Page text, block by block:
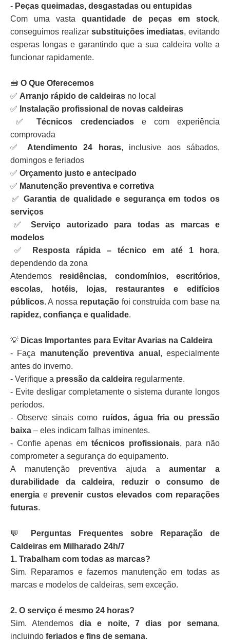
- Peças queimadas, desgastadas ou entupidas
Com uma vastaquantidade de peças em stock,
conseguimos realizar substituições imediatas, evitando
esperas longas e garantindo que a sua caldeira volte a
funcionar rapidamente.
🧰 O Que Oferecemos
✅ Arranjo rápido de caldeiras no local
✅ Instalação profissional de novas caldeiras
✅Técnicos credenciadose com experiência
comprovada
✅ Atendimento 24 horas, inclusive aos sábados,
domingos e feriados
✅ Orçamento justo e antecipado
✅ Manutenção preventiva e corretiva
✅Garantia de qualidade e segurança em todos os
serviços
✅Serviço autorizado para todas as marcas e
modelos
✅
Resposta rápida – técnico em até 1 hora,
dependendo da zona
Atendemos residências, condomínios, escritórios,
escolas, hotéis, lojas, restaurantes e edifícios
públicos. A nossa reputação foi construída com base na
rapidez, confiança e qualidade.
💡 Dicas Importantes para Evitar Avarias na Caldeira
- Faça manutenção preventiva anual , especialmente
antes do inverno.
- Verifique a pressão da caldeira regularmente.
- Evite desligar completamente o sistema durante longos
períodos.
- Observe sinais como ruídos, água fria ou pressão
baixa – eles indicam falhas iminentes.
- Confie apenas em técnicos profissionais, para não
comprometer a segurança do equipamento.
A manutenção preventiva ajuda aaumentar a
durabilidade da caldeira, reduzir o consumo de
energia e prevenir custos elevados com reparações
futuras.
💬
Perguntas Frequentes sobre Reparação de
Caldeiras em Milharado 24h/7
1. Trabalham com todas as marcas?
Sim. Reparamos e fazemos manutenção em todas as
marcas e modelos de caldeiras, sem exceção.
2. O serviço é mesmo 24 horas?
Sim. Atendemos dia e noite, 7 dias por semana,
incluindo feriados e fins de semana.